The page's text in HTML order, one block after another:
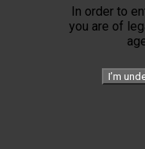
In order to
you are of
I’m
Flor de Cano
Hoyo de
Montecristo
Partagas